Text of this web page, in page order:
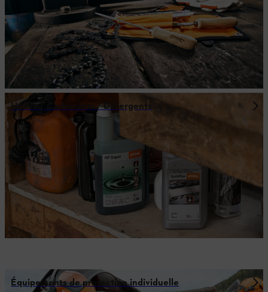
Huiles / Carburants / Détergents
Équipements de protection individuelle